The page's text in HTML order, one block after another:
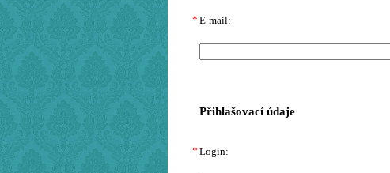
E-mail:
*
Přihlašovací údaje
Login:
*